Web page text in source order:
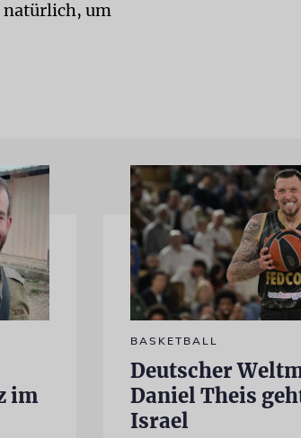
natürlich, um
im
BASKETBALL
Deutscher
Daniel Theis
Israel